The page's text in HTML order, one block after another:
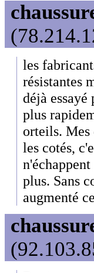
les
résistantes
déjà
plus
orteils. Mes
les cotés,
plus. Sans
augmenté